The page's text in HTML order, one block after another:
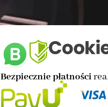
Bezpiecznie płatności